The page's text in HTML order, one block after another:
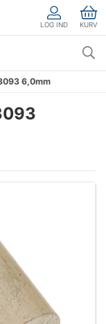
LOG IND KURV
6,0mm